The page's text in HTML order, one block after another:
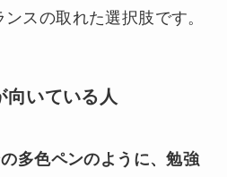
スの取れた選択肢です。
いている人
多色ペンのように、勉強